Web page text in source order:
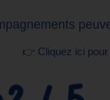
👉 Cliquez ici